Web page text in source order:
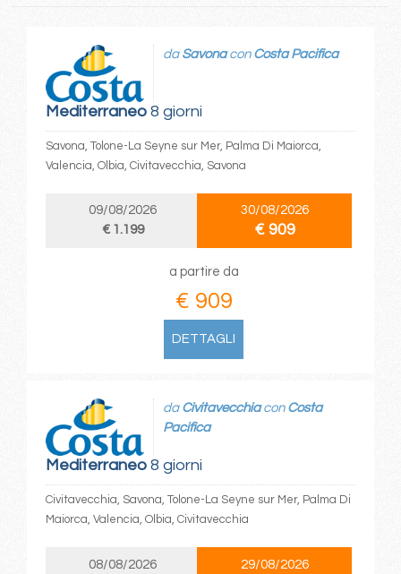
Mediterraneo8 giorni
da Savonacon Costa Pacifica
Savona, Tolone-La Seyne sur Mer, Palma Di Maiorca,
Valencia, Olbia, Civitavecchia, Savona
09/08/2026
€ 1.199
30/08/2026
€ 909
a partire da
€ 909
DETTAGLI
Mediterraneo8 giorni
da Civitavecchiacon Costa
Pacifica
Civitavecchia, Savona, Tolone-La Seyne sur Mer, Palma Di
Maiorca, Valencia, Olbia, Civitavecchia
08/08/2026
29/08/2026